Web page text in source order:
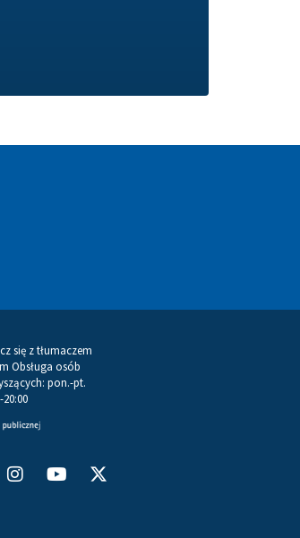
się z tłumaczem
Obsługa osób
pon.-pt.
20:00
Instagram
twitter